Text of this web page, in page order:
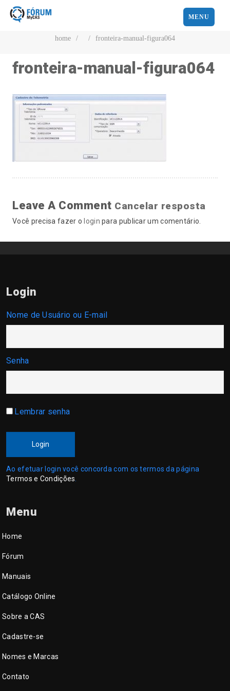
MENU
home / / fronteira-manual-figura064
fronteira-manual-figura064
Leave A Comment Cancelar resposta
Você precisa fazer o login para publicar um comentário.
Login
Nome de Usuário ou E-mail
Senha
Lembrar senha
Login
Ao efetuar login você concorda com os termos da página
Termos e Condições
Menu
Home
Fórum
Manuais
Catálogo Online
Sobre a CAS
Cadastre-se
Nomes e Marcas
Contato